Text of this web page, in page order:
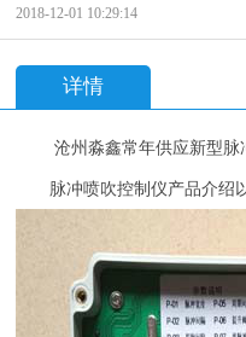
2018-12-01 10:29:14
详情
沧州淼鑫常年供应新型脉
脉冲喷吹控制仪产品介绍